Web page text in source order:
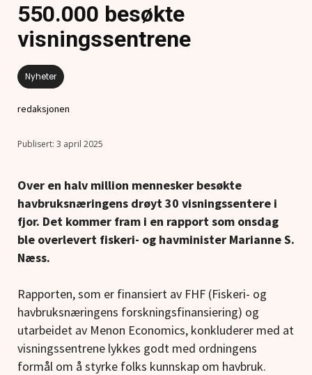
550.000 besøkte
visningssentrene
Nyheter
redaksjonen
3 april 2025
Over en halv million mennesker besøkte
havbruksnæringens drøyt 30 visningssentere i
fjor. Det kommer fram i en rapport som onsdag
ble overlevert fiskeri- og havminister Marianne S.
Næss.
Rapporten, som er finansiert av FHF (Fiskeri- og
havbruksnæringens forskningsfinansiering) og
utarbeidet av Menon Economics, konkluderer med at
visningssentrene lykkes godt med ordningens
formål om å styrke folks kunnskap om havbruk.